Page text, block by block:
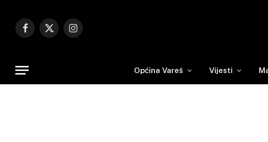
Facebook
X
Instagram
Općina Vareš Vijesti